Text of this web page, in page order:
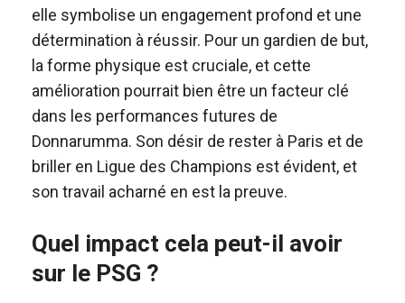
elle symbolise un engagement profond et une
détermination à réussir. Pour un gardien de but,
la forme physique est cruciale, et cette
amélioration pourrait bien être un facteur clé
dans les performances futures de
Donnarumma. Son désir de rester à Paris et de
briller en Ligue des Champions est évident, et
son travail acharné en est la preuve.
Quel impact cela peut-il avoir
sur le PSG ?